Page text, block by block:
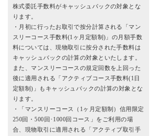
株式委託手数料がキャッシュバックの対象とな
ります。
・月初に行ったお取引で按分計算される「マン
スリーコース手数料(1ヶ月定額制)」の月額手数
料については、現物取引に按分された手数料は
キャッシュバックの計算の対象といたします。
また、マンスリーコースの規定回数を上回った
後に適用される「アクティブコース手数料(1日
定額制)」もキャッシュバックの計算の対象とな
ります。
・「マンスリーコース（1ヶ月定額制）信用限定
250回・500回･1000回コース」をご利用の場
合、現物取引に適用される「アクティブ取引手